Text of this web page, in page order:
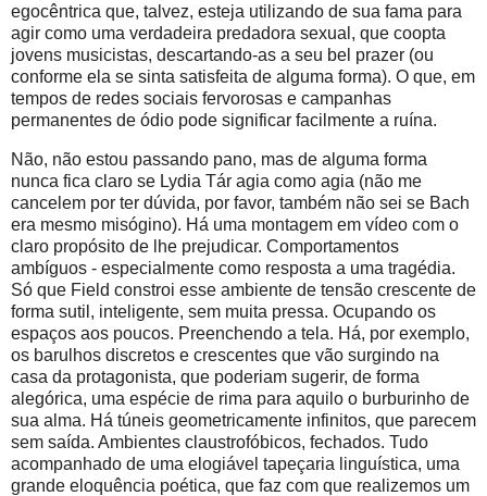
egocêntrica que, talvez, esteja utilizando de sua fama para
agir como uma verdadeira predadora sexual, que coopta
jovens musicistas, descartando-as a seu bel prazer (ou
conforme ela se sinta satisfeita de alguma forma). O que, em
tempos de redes sociais fervorosas e campanhas
permanentes de ódio pode significar facilmente a ruína.
Não, não estou passando pano, mas de alguma forma
nunca fica claro se Lydia Tár agia como agia (não me
cancelem por ter dúvida, por favor, também não sei se Bach
era mesmo misógino). Há uma montagem em vídeo com o
claro propósito de lhe prejudicar. Comportamentos
ambíguos - especialmente como resposta a uma tragédia.
Só que Field constroi esse ambiente de tensão crescente de
forma sutil, inteligente, sem muita pressa. Ocupando os
espaços aos poucos. Preenchendo a tela. Há, por exemplo,
os barulhos discretos e crescentes que vão surgindo na
casa da protagonista, que poderiam sugerir, de forma
alegórica, uma espécie de rima para aquilo o burburinho de
sua alma. Há túneis geometricamente infinitos, que parecem
sem saída. Ambientes claustrofóbicos, fechados. Tudo
acompanhado de uma elogiável tapeçaria linguística, uma
grande eloquência poética, que faz com que realizemos um